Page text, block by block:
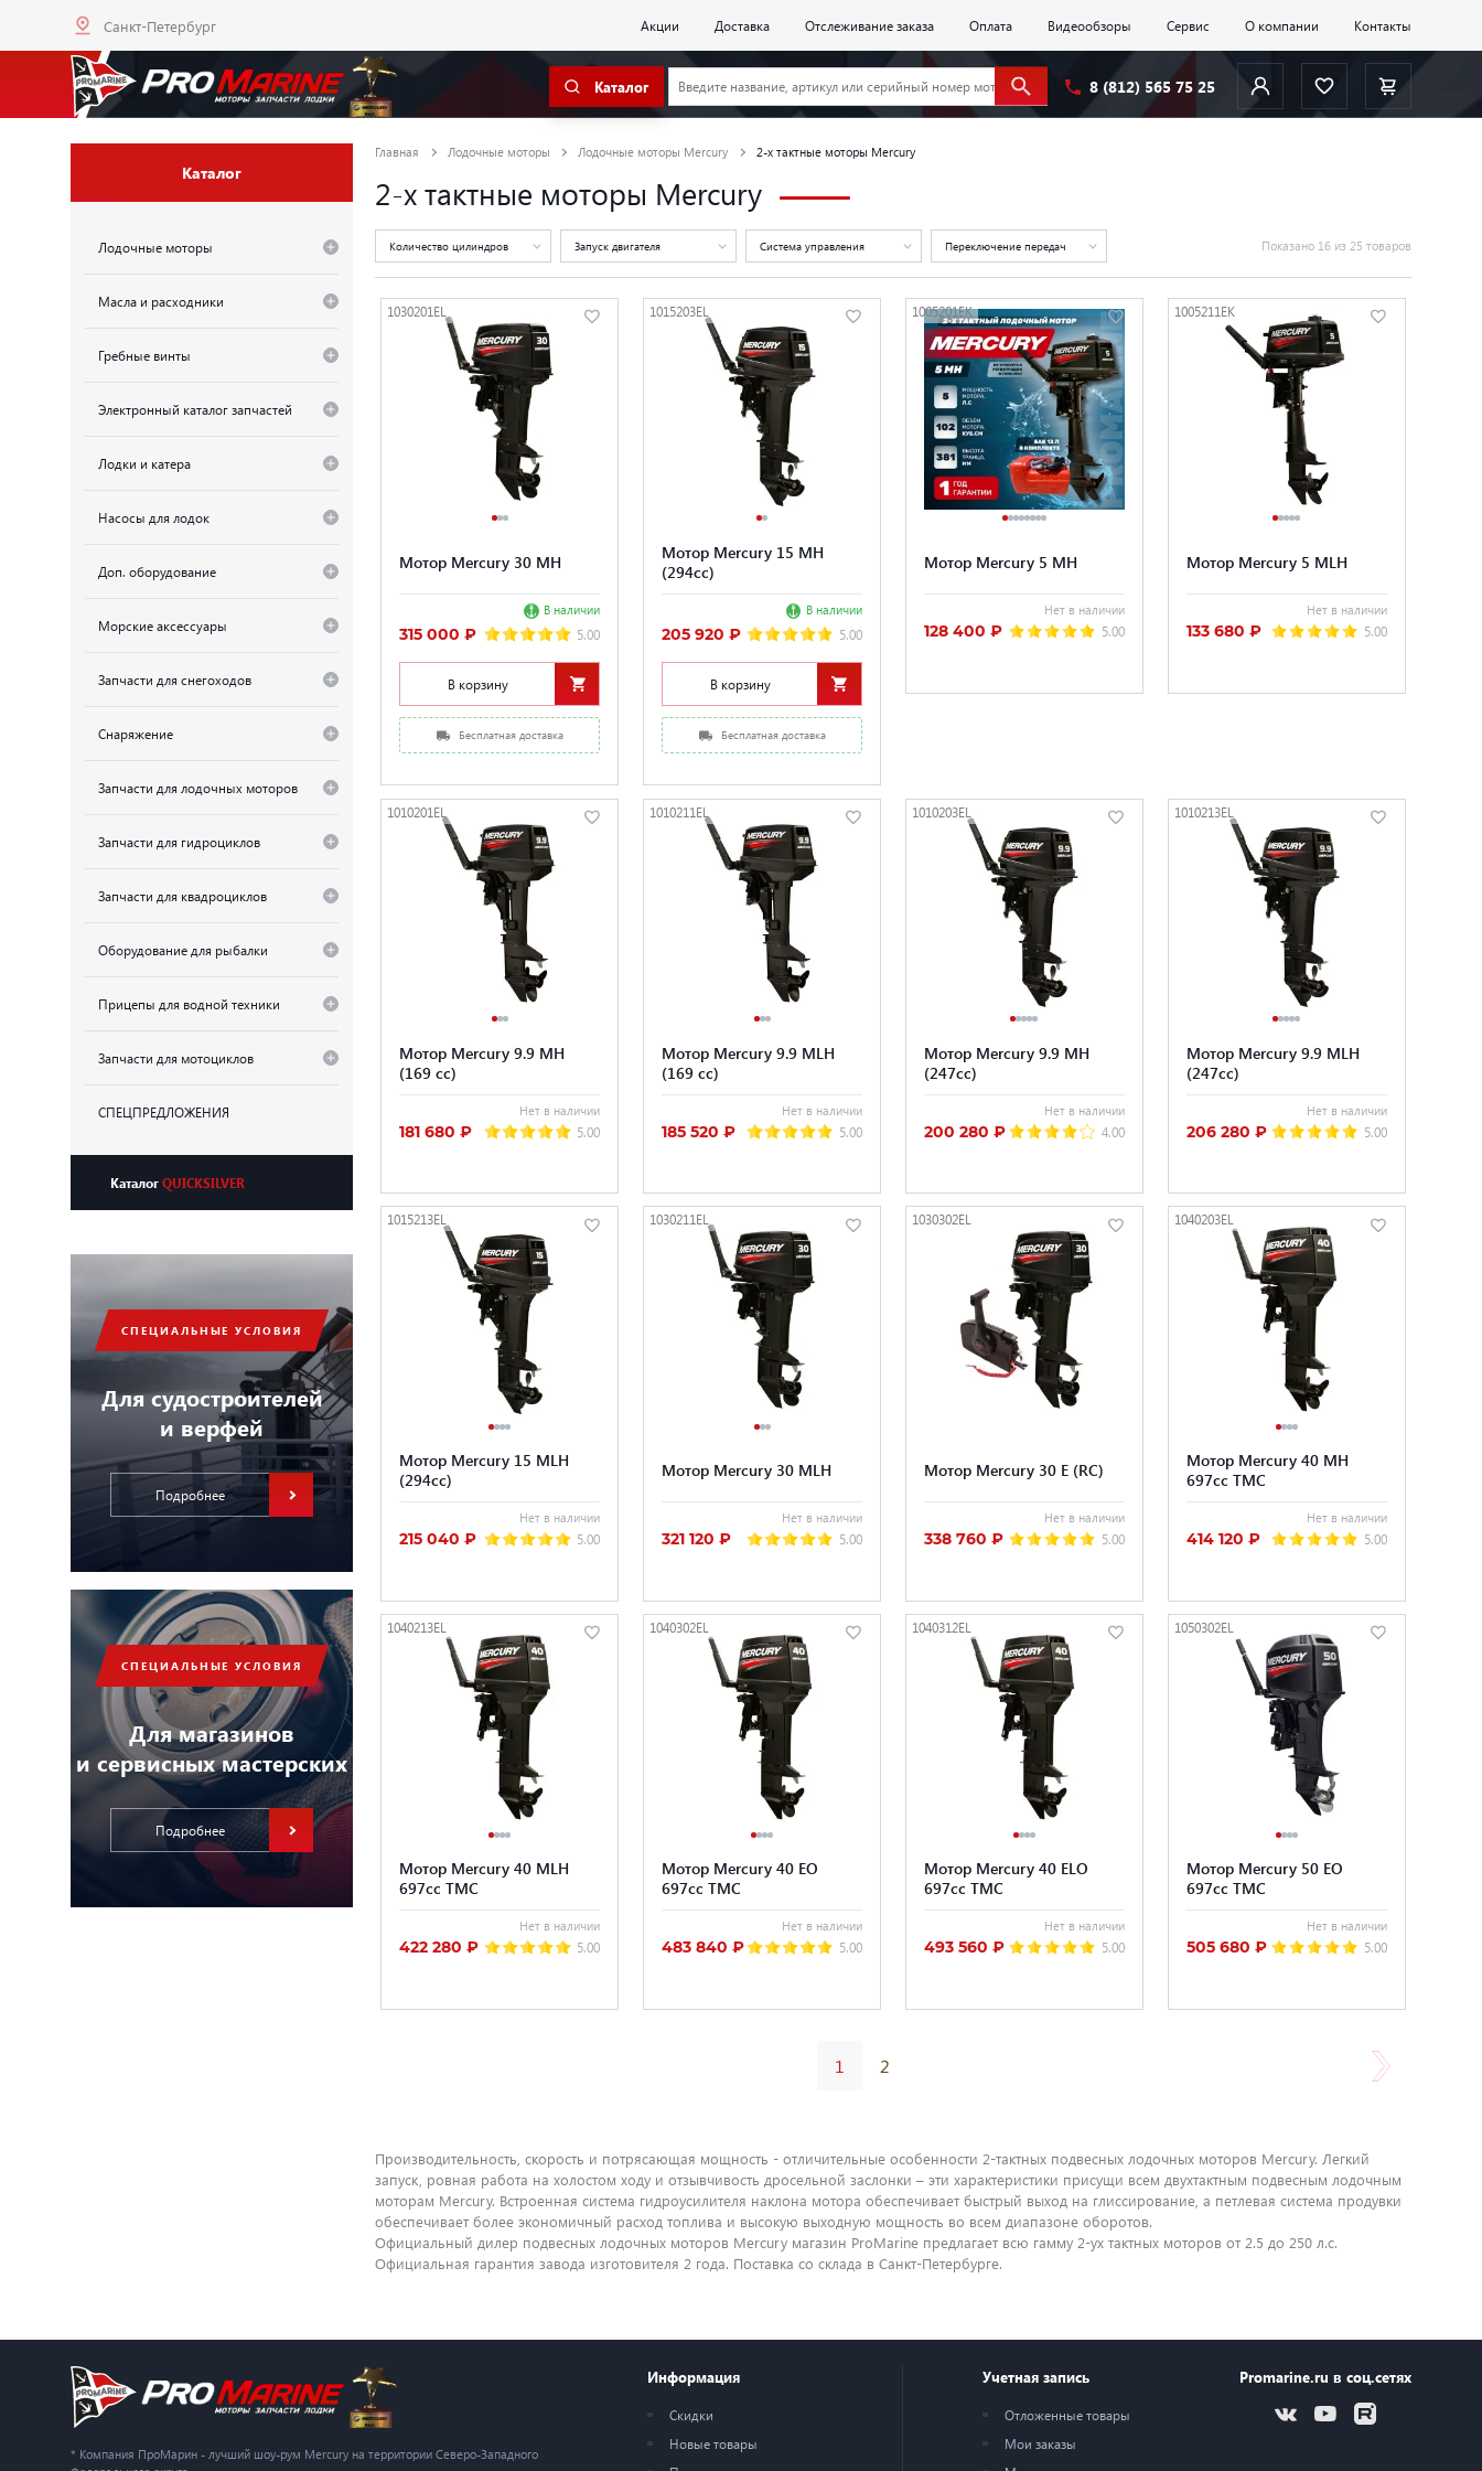
Санкт-Петербург Акции Доставка Отслеживание заказа Оплата Видеообзоры Сервис О компании Контакты
Каталог 8 (812) 565 75 25
Каталог
Лодочные моторы
Масла и расходники
Гребные винты
Электронный каталог запчастей
Лодки и катера
Насосы для лодок
Доп. оборудование
Морские аксессуары
Запчасти для снегоходов
Снаряжение
Запчасти для лодочных моторов
Запчасти для гидроциклов
Запчасти для квадроциклов
Оборудование для рыбалки
Прицепы для водной техники
Запчасти для мотоциклов
СПЕЦПРЕДЛОЖЕНИЯ
КаталогQUICKSILVER
СПЕЦИАЛЬНЫЕ УСЛОВИЯ
Для судостроителей
и верфей
Подробнее
СПЕЦИАЛЬНЫЕ УСЛОВИЯ
Для магазинов
и сервисных мастерских
Подробнее
Главная Лодочные моторы Лодочные моторы Mercury 2-х тактные моторы Mercury
2-х тактные моторы Mercury
Количество цилиндров Запуск двигателя Система управления Переключение передач Показано 16 из 25 товаров
1030201EL
Мотор Mercury 30 MH
В наличии
315 000 ₽ 5.00
В корзину
Бесплатная доставка
1015203EL
Мотор Mercury 15 MH
(294cc)
В наличии
205 920 ₽ 5.00
В корзину
Бесплатная доставка
1005201EK
Мотор Mercury 5 MH
Нет в наличии
128 400 ₽ 5.00
1005211EK
Мотор Mercury 5 MLH
Нет в наличии
133 680 ₽ 5.00
1010201EL
Мотор Mercury 9.9 MH
(169 cc)
Нет в наличии
181 680 ₽ 5.00
1010211EL
Мотор Mercury 9.9 MLH
(169 cc)
Нет в наличии
185 520 ₽ 5.00
1010203EL
Мотор Mercury 9.9 MH
(247cc)
Нет в наличии
200 280 ₽ 4.00
1010213EL
Мотор Mercury 9.9 MLH
(247cc)
Нет в наличии
206 280 ₽ 5.00
1015213EL
Мотор Mercury 15 MLH
(294cc)
Нет в наличии
215 040 ₽ 5.00
1030211EL
Мотор Mercury 30 MLH
Нет в наличии
321 120 ₽ 5.00
1030302EL
Мотор Mercury 30 E (RC)
Нет в наличии
338 760 ₽ 5.00
1040203EL
Мотор Mercury 40 MH
697cc TMC
Нет в наличии
414 120 ₽ 5.00
1040213EL
Мотор Mercury 40 MLH
697cc TMC
Нет в наличии
422 280 ₽ 5.00
1040302EL
Мотор Mercury 40 EO
697cc TMC
Нет в наличии
483 840 ₽ 5.00
1040312EL
Мотор Mercury 40 ELO
697cc TMC
Нет в наличии
493 560 ₽ 5.00
1050302EL
Мотор Mercury 50 EO
697cc TMC
Нет в наличии
505 680 ₽ 5.00
1 2
Производительность, скорость и потрясающая мощность - отличительные особенности 2-тактных подвесных лодочных моторов Mercury. Легкий
запуск, ровная работа на холостом ходу и отзывчивость дросельной заслонки – эти характеристики присущи всем двухтактным подвесным лодочным
моторам Mercury. Встроенная система гидроусилителя наклона мотора обеспечивает быстрый выход на глиссирование, а петлевая система продувки
обеспечивает более экономичный расход топлива и высокую выходную мощность во всем диапазоне оборотов.
Официальный дилер подвесных лодочных моторов Mercury магазин ProMarine предлагает всю гамму 2-ух тактных моторов от 2.5 до 250 л.с.
Официальная гарантия завода изготовителя 2 года. Поставка со склада в Санкт-Петербурге.
* Компания ПроМарин - лучший шоу-рум Mercury на территории Северо-Западного
Информация
Скидки
Новые товары
Учетная запись
Отложенные товары
Мои заказы
Promarine.ru в соц.сетях